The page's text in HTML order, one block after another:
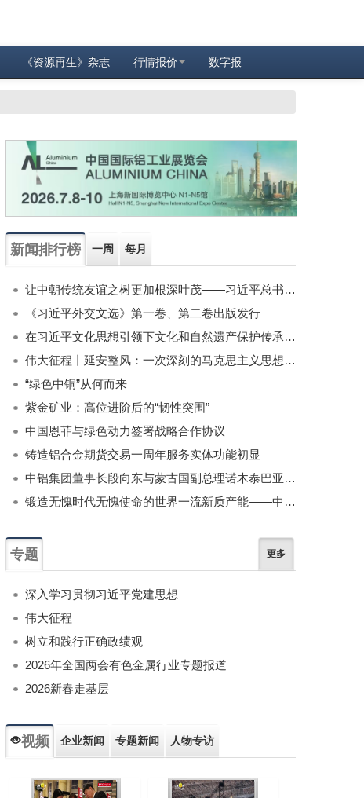
《资源再生》杂志 行情报价 数字报
新闻排行榜 一周 每月
让中朝传统友谊之树更加根深叶茂——习近平总书记对朝鲜进行国事访问纪实
《习近平外交文选》第一卷、第二卷出版发行
在习近平文化思想引领下文化和自然遗产保护传承利用工作开创新局面
伟大征程丨延安整风：一次深刻的马克思主义思想教育运动
“绿色中铜”从何而来
紫金矿业：高位进阶后的“韧性突围”
中国恩菲与绿色动力签署战略合作协议
铸造铝合金期货交易一周年服务实体功能初显
中铝集团董事长段向东与蒙古国副总理诺木泰巴亚尔举行会谈
锻造无愧时代无愧使命的世界一流新质产能——中国有色金属工业的战略应对与破局之道（二）
专题 更多
深入学习贯彻习近平党建思想
伟大征程
树立和践行正确政绩观
2026年全国两会有色金属行业专题报道
2026新春走基层
视频 企业新闻 专题新闻 人物专访